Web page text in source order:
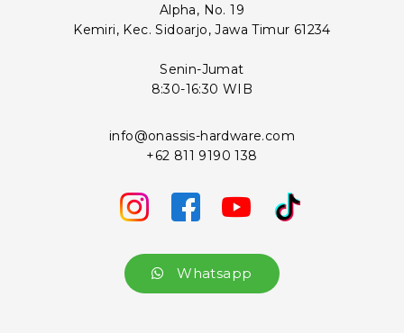
Alpha, No. 19
Kemiri, Kec. Sidoarjo, Jawa Timur 61234
Senin-Jumat
8:30-16:30 WIB
info@onassis-hardware.com
+62 811 9190 138
Whatsapp